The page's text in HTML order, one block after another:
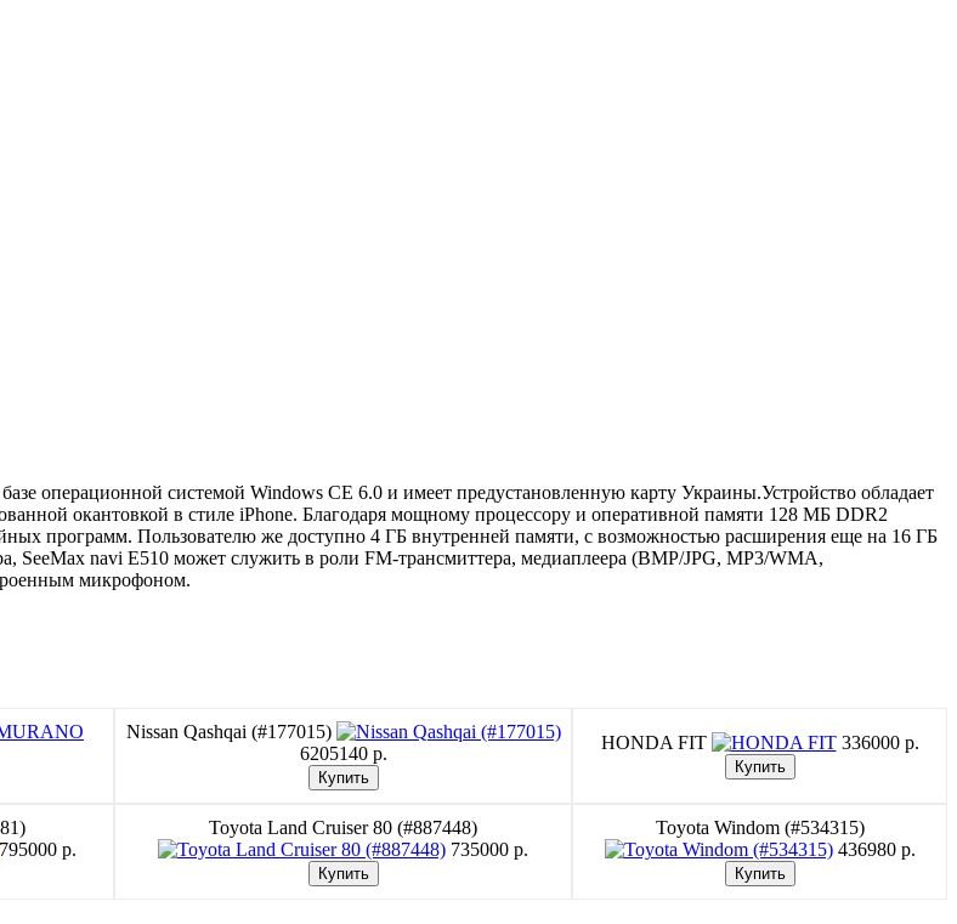
операционной системой Windows CE 6.0 и имеет предустановленную карту Украины.Устройство обладает
окантовкой в стиле iPhone. Благодаря мощному процессору и оперативной памяти 128 МБ DDR2
программ. Пользователю же доступно 4 ГБ внутренней памяти, с возможностью расширения еще на 16 ГБ
navi E510 может служить в роли FM-трансмиттера, медиаплеера (BMP/JPG, MP3/WMA,
микрофоном.
Nissan Qashqai (#177015)
6205140 p.
HONDA FIT 336000 p.
795000 p.
Toyota Land Cruiser 80 (#887448)
735000 p.
Toyota Windom (#534315)
436980 p.